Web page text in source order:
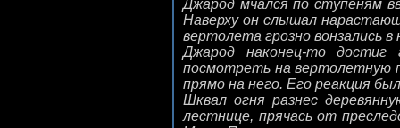
Джарод мчался по ступеням
Наверху он слышал
вертолета грозно вонзались
Джарод наконец-то
посмотреть на вертолетную
прямо на него. Его реакция
Шквал огня разнес
лестнице, прячась от